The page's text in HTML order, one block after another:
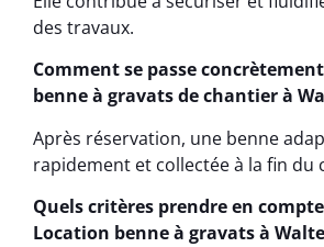
des travaux.
Comment se passe
benne à gravats de chantier à
Après réservation, une benne
rapidement et collectée à la fin du
Quels critères prendre en
Location benne à gravats à